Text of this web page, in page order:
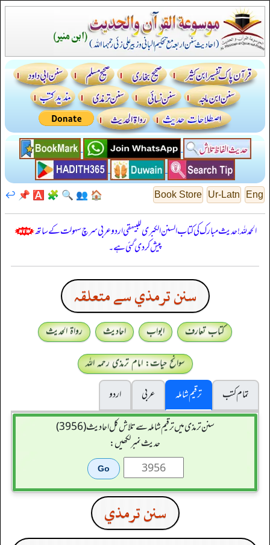
Eng
Ur-Latn
Book Store
🏠
👥
🔍
🧩
🅰️
📌
↩️
الحمدللہ! حدیث مبارک کی کتاب السنن الكبرى للبيهقي اردو عربی سرچ سہولت کے ساتھ
پیش کر دی گئی ہے۔
سنن ترمذي سے متعلقہ
کتاب تعارف ابواب احادیث
رواۃ الحدیث
سوانح حیات: امام ترمذی رحمہ اللہ
تمام کتب
ترقیم شاملہ عربی
اردو
سنن ترمذی میں ترقیم شاملہ سے تلاش کل احادیث (3956)
حدیث نمبر لکھیں:
سنن ترمذي